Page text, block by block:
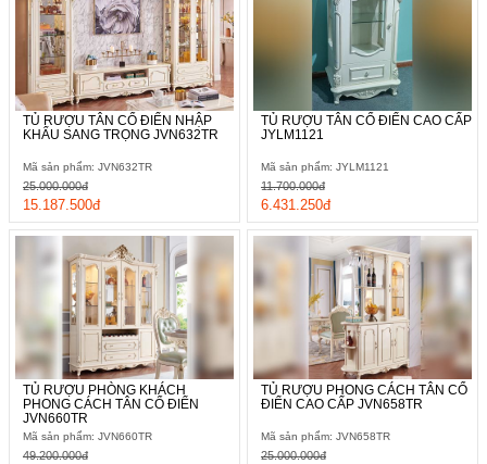
TỦ RƯỢU TÂN CỔ ĐIỂN NHẬP
KHẨU SANG TRỌNG JVN632TR
Mã sản phẩm: JVN632TR
15.187.500đ
25.000.000đ
TỦ RƯỢU TÂN CỔ ĐIỂN CAO CẤP
JYLM1121
Mã sản phẩm: JYLM1121
6.431.250đ
11.700.000đ
TỦ RƯỢU PHÒNG KHÁCH
PHONG CÁCH TÂN CỔ ĐIỂN
JVN660TR
Mã sản phẩm: JVN660TR
49.200.000đ
TỦ RƯỢU PHONG CÁCH TÂN CỔ
ĐIỂN CAO CẤP JVN658TR
Mã sản phẩm: JVN658TR
25.000.000đ